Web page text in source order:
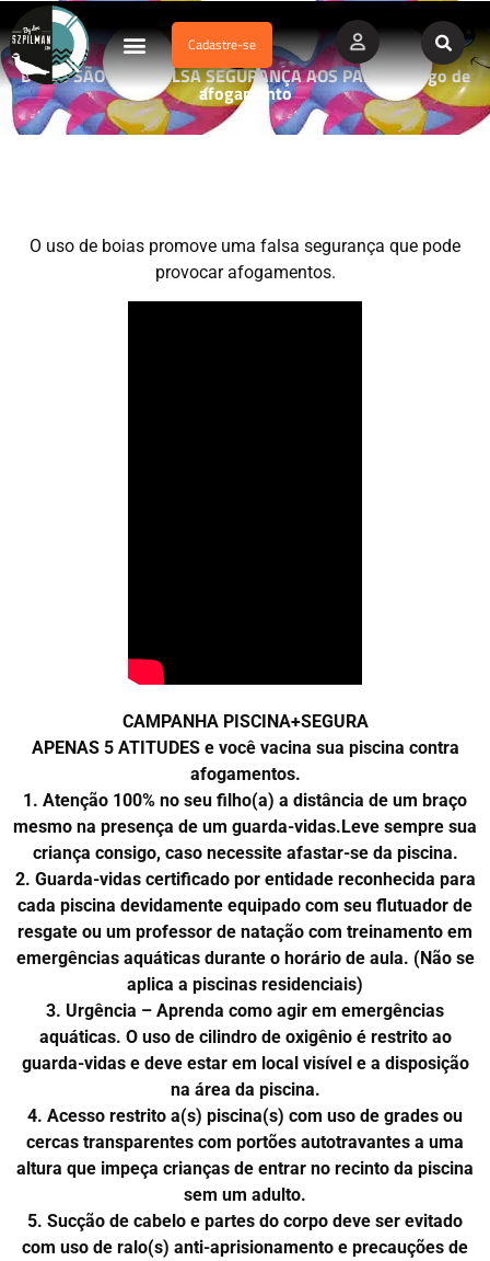
Cadastre-se
BOIAS SÃO UMA FALSA SEGURANÇA AOS PAIS – Perigo de
afogamento
O uso de boias promove uma falsa segurança que pode
provocar afogamentos.
CAMPANHA PISCINA+SEGURA
APENAS 5 ATITUDES e você vacina sua piscina contra
afogamentos.
1. Atenção 100% no seu filho(a) a distância de um braço
mesmo na presença de um guarda-vidas.Leve sempre sua
criança consigo, caso necessite afastar-se da piscina.
2. Guarda-vidas certificado por entidade reconhecida para
cada piscina devidamente equipado com seu flutuador de
resgate ou um professor de natação com treinamento em
emergências aquáticas durante o horário de aula. (Não se
aplica a piscinas residenciais)
3. Urgência – Aprenda como agir em emergências
aquáticas. O uso de cilindro de oxigênio é restrito ao
guarda-vidas e deve estar em local visível e a disposição
na área da piscina.
4. Acesso restrito a(s) piscina(s) com uso de grades ou
cercas transparentes com portões autotravantes a uma
altura que impeça crianças de entrar no recinto da piscina
sem um adulto.
5. Sucção de cabelo e partes do corpo deve ser evitado
com uso de ralo(s) anti-aprisionamento e precauções de